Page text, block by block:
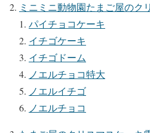
ミニミニ動物園たまご屋のク
パイチョコケーキ
イチゴケーキ
イチゴドーム
ノエルチョコ特大
ノエルイチゴ
ノエルチョコ